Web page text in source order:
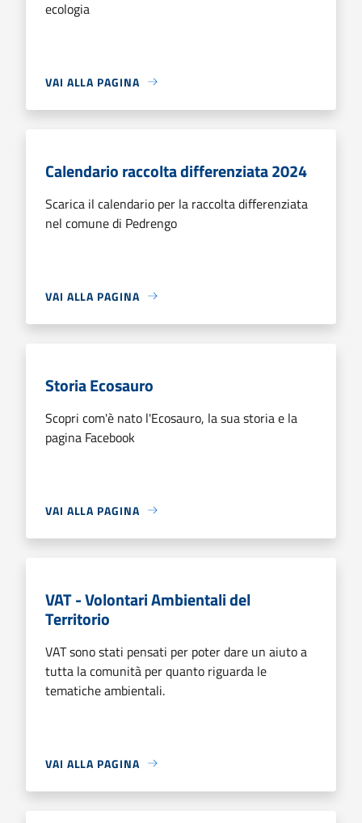
ecologia
VAI ALLA PAGINA
Calendario raccolta differenziata 2024
Scarica il calendario per la raccolta differenziata
nel comune di Pedrengo
VAI ALLA PAGINA
Storia Ecosauro
Scopri com'è nato l'Ecosauro, la sua storia e la
pagina Facebook
VAI ALLA PAGINA
VAT - Volontari Ambientali del
Territorio
VAT sono stati pensati per poter dare un aiuto a
tutta la comunità per quanto riguarda le
tematiche ambientali.
VAI ALLA PAGINA